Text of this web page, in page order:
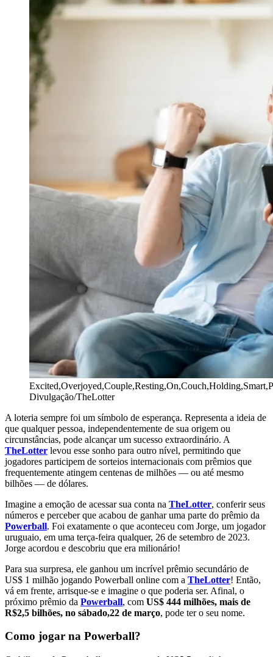
Divulgação/TheLotter
A loteria sempre foi um símbolo de esperança. Representa a ideia de
que qualquer pessoa, independentemente de sua origem ou
circunstâncias, pode alcançar um sucesso extraordinário. A
TheLotter levou esse sonho para outro nível, permitindo que
jogadores participem de sorteios internacionais com prêmios que
frequentemente atingem centenas de milhões — ou até mesmo
bilhões — de dólares.
Imagine a emoção de acessar sua conta na TheLotter, conferir seus
números e perceber que acabou de ganhar uma parte do prêmio da
Powerball. Foi exatamente o que aconteceu com Jorge, um jogador
uruguaio, em uma terça-feira qualquer, 26 de setembro de 2023.
Jorge acordou e descobriu que era milionário!
Para sua surpresa, ele ganhou um incrível prêmio secundário de
US$ 1 milhão jogando Powerball online com a TheLotter! Então,
vá em frente, arrisque-se e imagine o que poderia ser. Afinal, o
próximo prêmio da Powerball, com US$ 444 milhões, mais de
R$2,5 bilhões, no sábado,22 de março, pode ter o seu nome.
Como jogar na Powerball?